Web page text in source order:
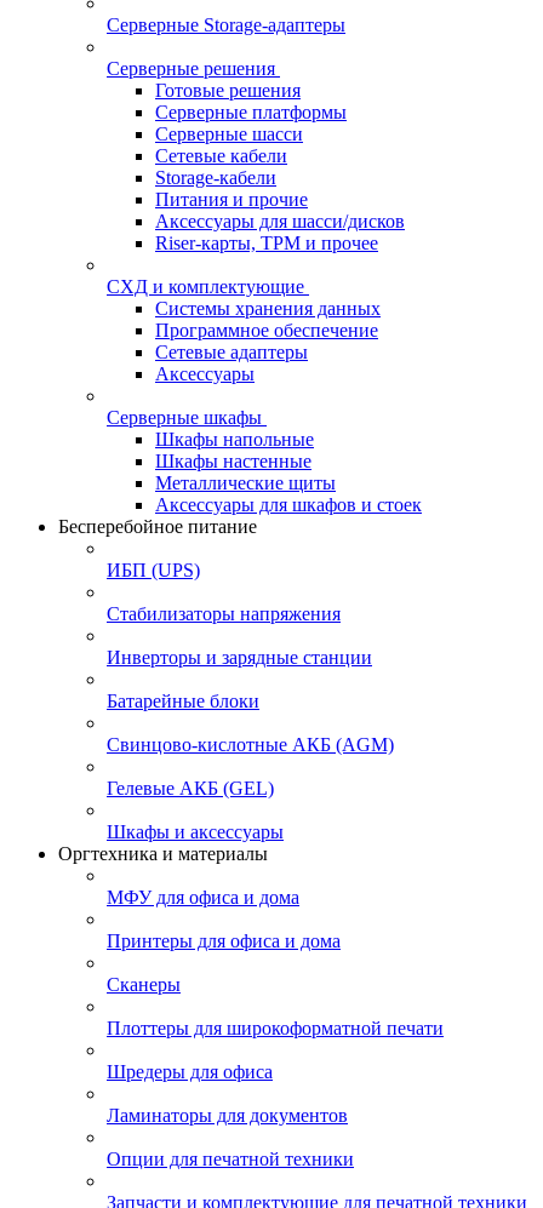
Серверные Storage-адаптеры
Серверные решения
Готовые решения
Серверные платформы
Серверные шасси
Сетевые кабели
Storage-кабели
Питания и прочие
Аксессуары для шасси/дисков
Riser-карты, TPM и прочее
СХД и комплектующие
Системы хранения данных
Программное обеспечение
Сетевые адаптеры
Аксессуары
Серверные шкафы
Шкафы напольные
Шкафы настенные
Металлические щиты
Аксессуары для шкафов и стоек
Бесперебойное питание
ИБП (UPS)
Стабилизаторы напряжения
Инверторы и зарядные станции
Батарейные блоки
Свинцово-кислотные АКБ (AGM)
Гелевые АКБ (GEL)
Шкафы и аксессуары
Оргтехника и материалы
МФУ для офиса и дома
Принтеры для офиса и дома
Сканеры
Плоттеры для широкоформатной печати
Шредеры для офиса
Ламинаторы для документов
Опции для печатной техники
Запчасти и комплектующие для печатной техники